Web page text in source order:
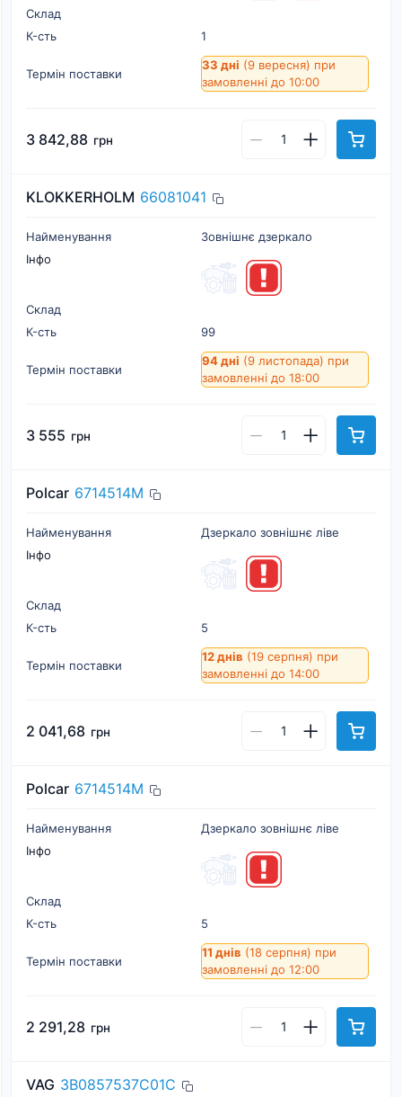
Склад
К-cть
1
Термін поставки
33 дні (9 вересня) при
замовленні до 10:00
3 842,88 грн
KLOKKERHOLM 66081041
Найменування
Зовнішнє дзеркало
Інфо
Склад
К-cть
99
Термін поставки
94 дні (9 листопада) при
замовленні до 18:00
3 555 грн
Polcar 6714514M
Найменування
Дзеркало зовнішнє ліве
Інфо
Склад
К-cть
5
Термін поставки
12 днів (19 серпня) при
замовленні до 14:00
2 041,68 грн
Polcar 6714514M
Найменування
Дзеркало зовнішнє ліве
Інфо
Склад
К-cть
5
Термін поставки
11 днів (18 серпня) при
замовленні до 12:00
2 291,28 грн
VAG 3B0857537C01C